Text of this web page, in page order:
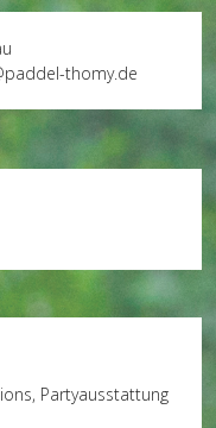
thomy.de
Partyausstattung